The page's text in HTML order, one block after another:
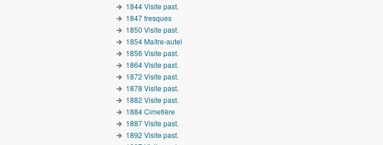
1844 Visite past.
1847 fresques
1850 Visite past.
1854 Maître-autel
1856 Visite past.
1864 Visite past.
1872 Visite past.
1878 Visite past.
1882 Visite past.
1884 Cimetière
1887 Visite past.
1892 Visite past.